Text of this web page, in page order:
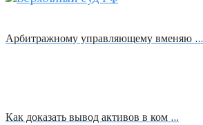
Арбитражному управляющему вменяю …
Как доказать вывод активов в ком …